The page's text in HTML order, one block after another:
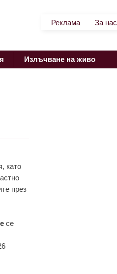
Реклама За нас
Излъчване на живо
кaто
прeз
сe